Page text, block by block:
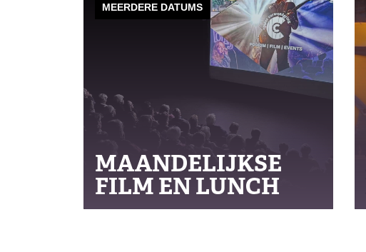
MEERDERE DATUMS
MAANDELIJKSE
FILM EN LUNCH